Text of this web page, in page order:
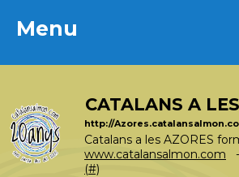
Menu
CATALANS A
http://
Catalans a les AZORES
www.catalansalmon.com
(#)
Menu